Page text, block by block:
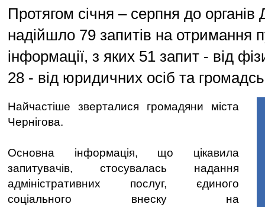
Протягом січня – серпня до
надійшло 79 запитів на отримання
інформації, з яких 51 запит - від
28 - від юридичних осіб та
Найчастіше зверталися громадяни міста
Чернігова.
Основна інформація, що цікавила
запитувачів, стосувалась надання
адміністративних послуг, єдиного
соціального внеску на